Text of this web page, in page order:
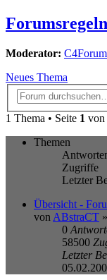
Moderator:
Neues Thema
1 Thema • Seite 1 von
Themen
Zugriffe
Letzter
Übersicht -
vonABstraCT
0
58500
Letzter